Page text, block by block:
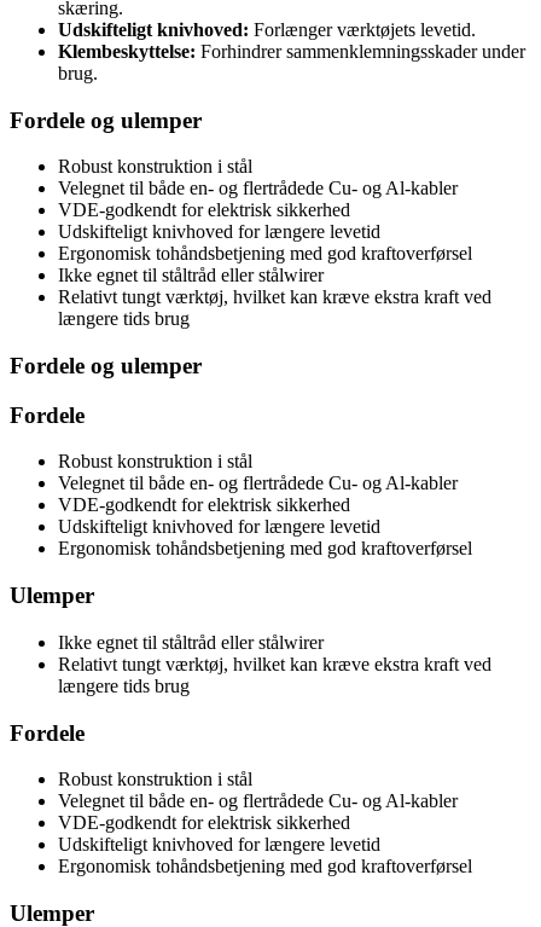
skæring.
Udskifteligt knivhoved: Forlænger værktøjets levetid.
Klembeskyttelse: Forhindrer sammenklemningsskader under
brug.
Fordele og ulemper
Robust konstruktion i stål
Velegnet til både en- og flertrådede Cu- og Al-kabler
VDE-godkendt for elektrisk sikkerhed
Udskifteligt knivhoved for længere levetid
Ergonomisk tohåndsbetjening med god kraftoverførsel
Ikke egnet til ståltråd eller stålwirer
Relativt tungt værktøj, hvilket kan kræve ekstra kraft ved
længere tids brug
Fordele og ulemper
Fordele
Robust konstruktion i stål
Velegnet til både en- og flertrådede Cu- og Al-kabler
VDE-godkendt for elektrisk sikkerhed
Udskifteligt knivhoved for længere levetid
Ergonomisk tohåndsbetjening med god kraftoverførsel
Ulemper
Ikke egnet til ståltråd eller stålwirer
Relativt tungt værktøj, hvilket kan kræve ekstra kraft ved
længere tids brug
Fordele
Robust konstruktion i stål
Velegnet til både en- og flertrådede Cu- og Al-kabler
VDE-godkendt for elektrisk sikkerhed
Udskifteligt knivhoved for længere levetid
Ergonomisk tohåndsbetjening med god kraftoverførsel
Ulemper